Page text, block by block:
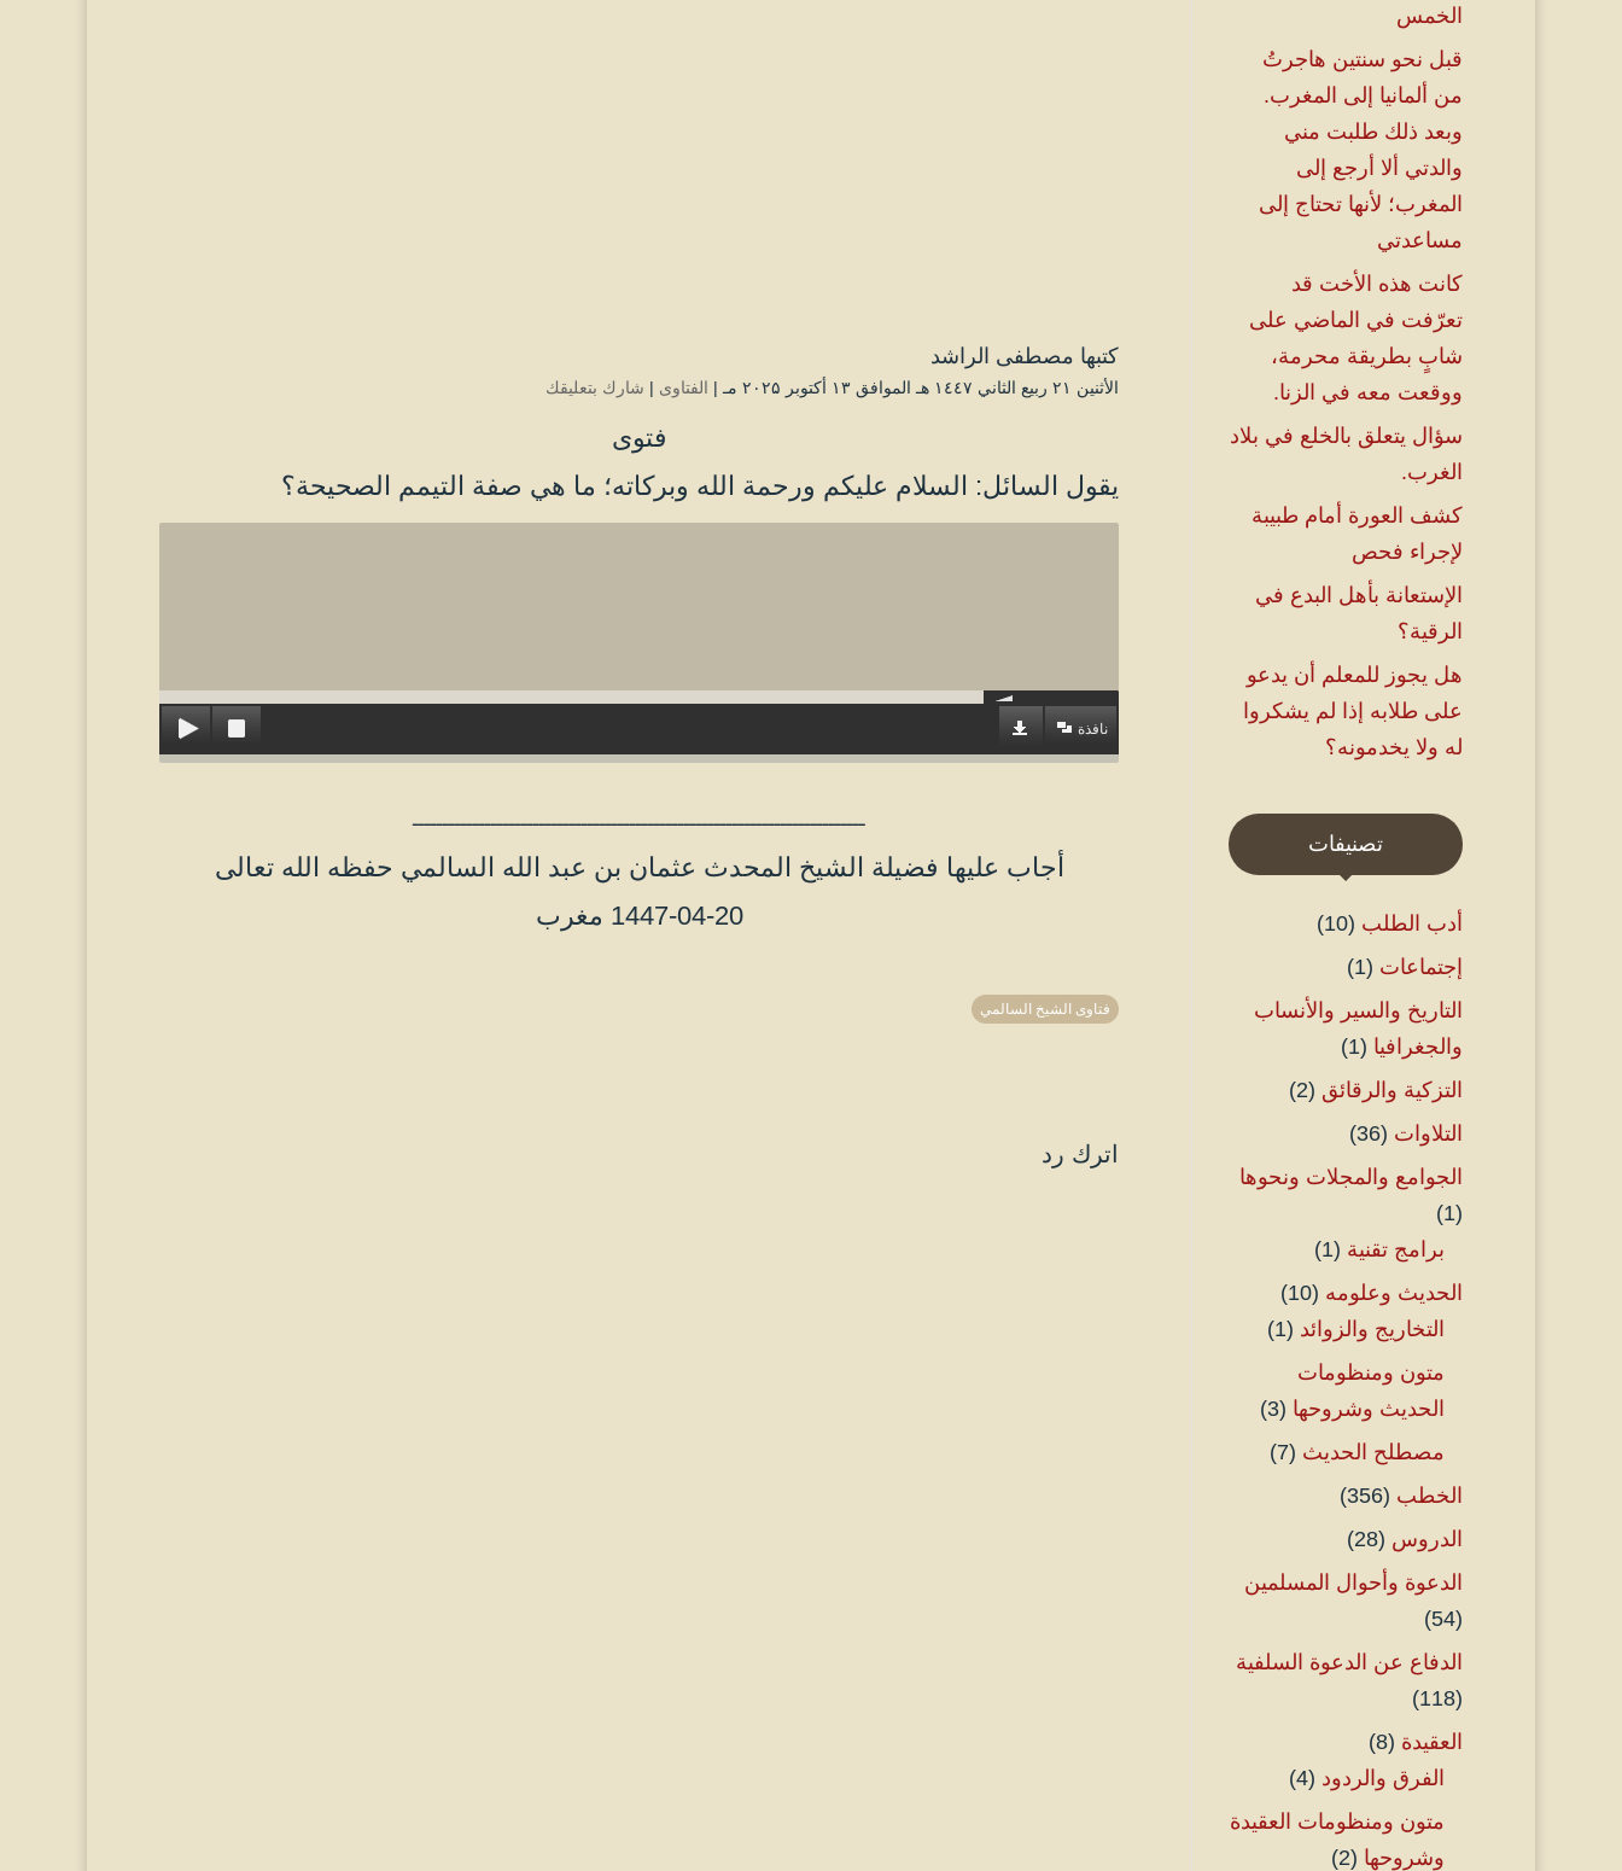
كتبها مصطفى الراشد
الأثنين ۲۱ ربيع الثاني ۱٤٤۷ هـ الموافق ۱۳ أكتوبر ۲۰۲۵ مـ | الفتاوى | شارك بتعليقك
فتوى
يقول السائل: السلام عليكم ورحمة الله وبركاته؛ ما هي صفة التيمم الصحيحة؟
نافذة
ـــــــــــــــــــــــــــــــــــــــــــــــــــــــــــــــــــــــــــ
أجاب عليها فضيلة الشيخ المحدث عثمان بن عبد الله السالمي حفظه الله تعالى
1447-04-20 مغرب
فتاوى الشيخ السالمي
اترك رد
الخمس
قبل نحو سنتين هاجرتُ
من ألمانيا إلى المغرب.
وبعد ذلك طلبت مني
والدتي ألا أرجع إلى
المغرب؛ لأنها تحتاج إلى
مساعدتي
كانت هذه الأخت قد
تعرّفت في الماضي على
شابٍ بطريقة محرمة،
ووقعت معه في الزنا.
سؤال يتعلق بالخلع في بلاد
الغرب.
كشف العورة أمام طبيبة
لإجراء فحص
الإستعانة بأهل البدع في
الرقية؟
هل يجوز للمعلم أن يدعو
على طلابه إذا لم يشكروا
له ولا يخدمونه؟
تصنيفات
أدب الطلب (10)
إجتماعات (1)
التاريخ والسير والأنساب
والجغرافيا (1)
التزكية والرقائق (2)
التلاوات (36)
الجوامع والمجلات ونحوها
(1)
برامج تقنية (1)
الحديث وعلومه (10)
التخاريج والزوائد (1)
متون ومنظومات
الحديث وشروحها (3)
مصطلح الحديث (7)
الخطب (356)
الدروس (28)
الدعوة وأحوال المسلمين
(54)
الدفاع عن الدعوة السلفية
(118)
العقيدة (8)
الفرق والردود (4)
متون ومنظومات العقيدة
وشروحها (2)